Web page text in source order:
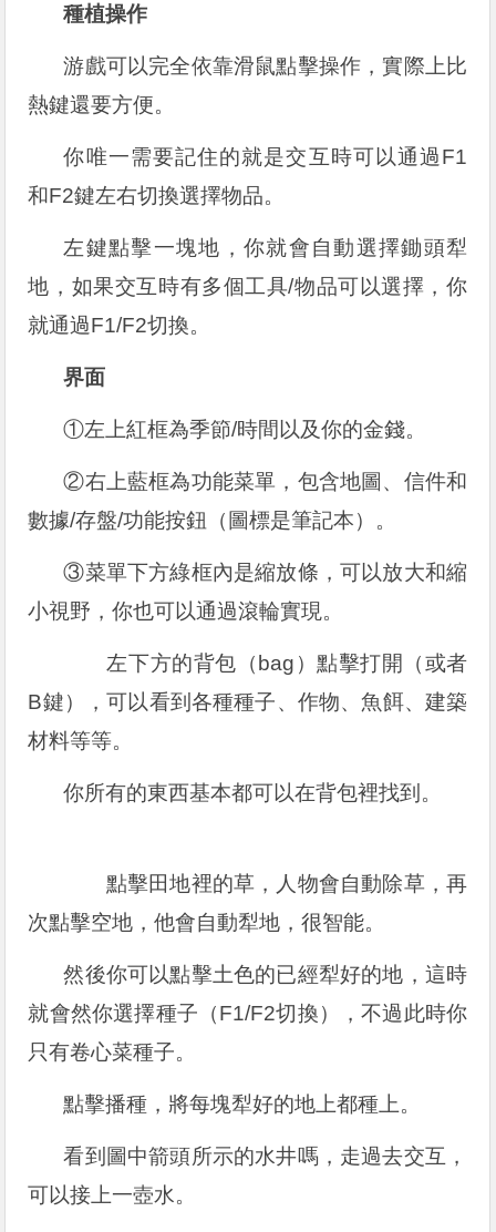
種植操作
游戲可以完全依靠滑鼠點擊操作，實際上比
熱鍵還要方便。
你唯一需要記住的就是交互時可以通過F1
和F2鍵左右切換選擇物品。
左鍵點擊一塊地，你就會自動選擇鋤頭犁
地，如果交互時有多個工具/物品可以選擇，你
就通過F1/F2切換。
界面
①左上紅框為季節/時間以及你的金錢。
②右上藍框為功能菜單，包含地圖、信件和
數據/存盤/功能按鈕（圖標是筆記本）。
③菜單下方綠框內是縮放條，可以放大和縮
小視野，你也可以通過滾輪實現。
左下方的背包（bag）點擊打開（或者
B鍵），可以看到各種種子、作物、魚餌、建築
材料等等。
你所有的東西基本都可以在背包裡找到。
點擊田地裡的草，人物會自動除草，再
次點擊空地，他會自動犁地，很智能。
然後你可以點擊土色的已經犁好的地，這時
就會然你選擇種子（F1/F2切換），不過此時你
只有卷心菜種子。
點擊播種，將每塊犁好的地上都種上。
看到圖中箭頭所示的水井嗎，走過去交互，
可以接上一壺水。